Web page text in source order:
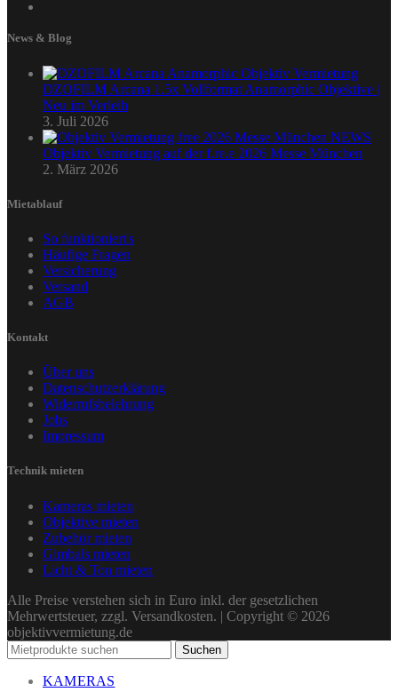
News & Blog
DZOFILM Arcana 1.5x Vollformat Anamorphic Objektive |
Neu im Verleih
3. Juli 2026
Objektiv Vermietung auf der f.re.e 2026 Messe München
2. März 2026
Mietablauf
So funktioniert's
Häufige Fragen
Versicherung
Versand
AGB
Kontakt
Über uns
Datenschutzerklärung
Widerrufsbelehrung
Jobs
Impressum
Technik mieten
Kameras mieten
Objektive mieten
Zubehör mieten
Gimbals mieten
Licht & Ton mieten
Alle Preise verstehen sich in Euro inkl. der gesetzlichen
Mehrwertsteuer, zzgl. Versandkosten. | Copyright © 2026
objektivvermietung.de
Suchen
KAMERAS